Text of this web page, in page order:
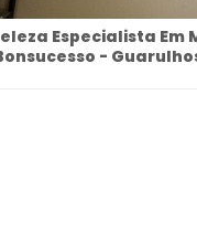
Especialista Em
-